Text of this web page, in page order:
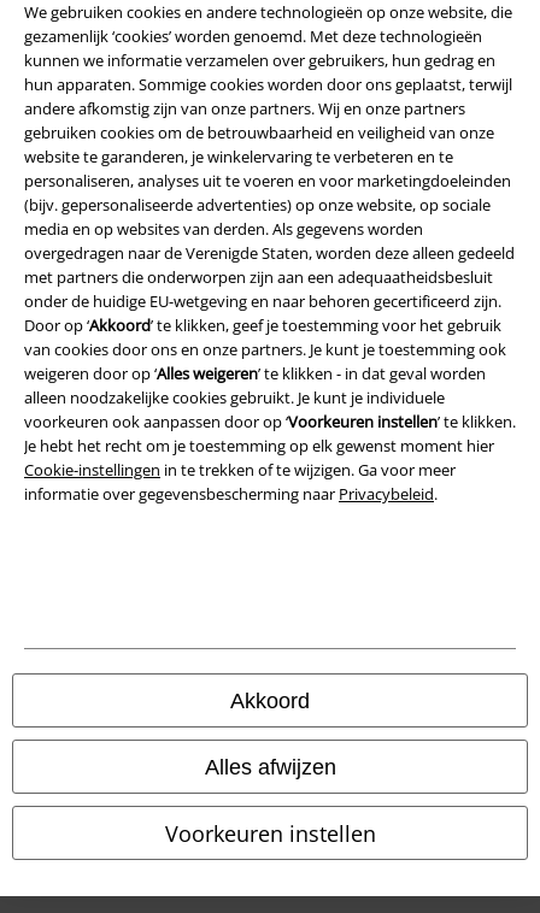
We gebruiken cookies en andere technologieën op onze website, die
gezamenlijk ‘cookies’ worden genoemd. Met deze technologieën
kunnen we informatie verzamelen over gebruikers, hun gedrag en
hun apparaten. Sommige cookies worden door ons geplaatst, terwijl
andere afkomstig zijn van onze partners. Wij en onze partners
gebruiken cookies om de betrouwbaarheid en veiligheid van onze
website te garanderen, je winkelervaring te verbeteren en te
personaliseren, analyses uit te voeren en voor marketingdoeleinden
(bijv. gepersonaliseerde advertenties) op onze website, op sociale
media en op websites van derden. Als gegevens worden
overgedragen naar de Verenigde Staten, worden deze alleen gedeeld
met partners die onderworpen zijn aan een adequaatheidsbesluit
onder de huidige EU-wetgeving en naar behoren gecertificeerd zijn.
Door op ‘Akkoord’ te klikken, geef je toestemming voor het gebruik
van cookies door ons en onze partners. Je kunt je toestemming ook
weigeren door op ‘Alles weigeren’ te klikken - in dat geval worden
alleen noodzakelijke cookies gebruikt. Je kunt je individuele
voorkeuren ook aanpassen door op ‘Voorkeuren instellen’ te klikken.
Je hebt het recht om je toestemming op elk gewenst moment hier
Cookie-instellingen in te trekken of te wijzigen. Ga voor meer
informatie over gegevensbescherming naar Privacybeleid.
Akkoord
Alles afwijzen
Voorkeuren instellen
Legal
Algemene Voorwaarden
Bedrijfsgegevens
Privacyverklaring
Verklaring van conformiteit
Informatie over toegankelijkheid
© 1986-2026 Large Popmerchandising BV
Onze online shops